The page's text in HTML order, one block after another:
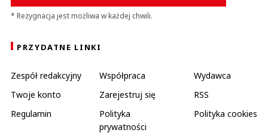
* Rezygnacja jest możliwa w każdej chwili.
PRZYDATNE LINKI
Zespół redakcyjny Współpraca
Wydawca
Twoje konto
Zarejestruj się
RSS
Regulamin
Polityka
prywatności
Polityka cookies